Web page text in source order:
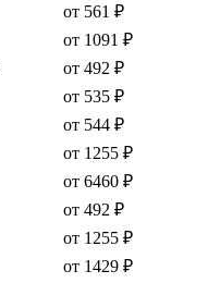
от 561 ₽
от 1091 ₽
от 492 ₽
от 535 ₽
от 544 ₽
от 1255 ₽
от 6460 ₽
от 492 ₽
от 1255 ₽
от 1429 ₽